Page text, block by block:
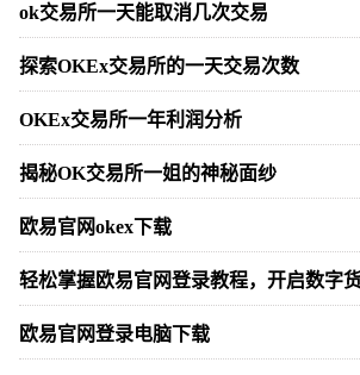
ok交易所一天能取消几次交易
探索OKEx交易所的一天交易次数
OKEx交易所一年利润分析
揭秘OK交易所一姐的神秘面纱
欧易官网okex下载
轻松掌握欧易官网登录教程，开启数字
欧易官网登录电脑下载